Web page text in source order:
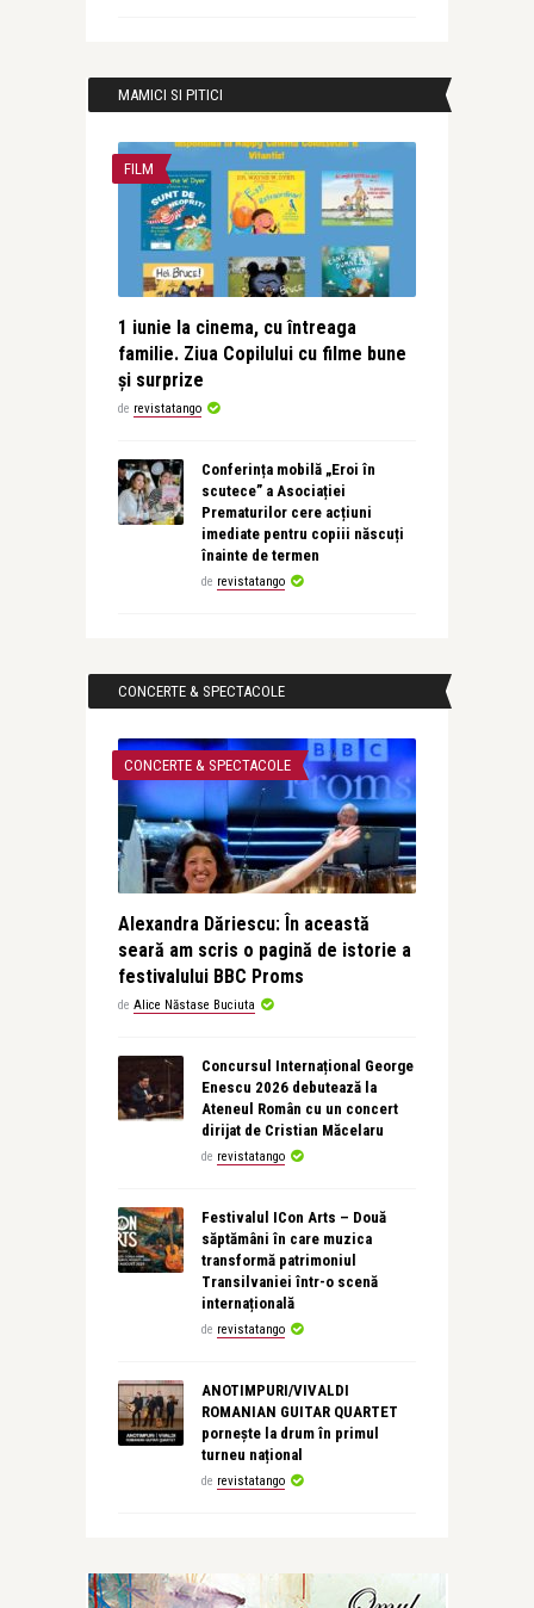
MAMICI SI PITICI
FILM
1 iunie la cinema, cu întreaga
familie. Ziua Copilului cu filme bune
și surprize
de revistatango
Conferința mobilă „Eroi în
scutece” a Asociației
Prematurilor cere acțiuni
imediate pentru copiii născuți
înainte de termen
de revistatango
CONCERTE & SPECTACOLE
CONCERTE & SPECTACOLE
Alexandra Dăriescu: În această
seară am scris o pagină de istorie a
festivalului BBC Proms
de Alice Năstase Buciuta
Concursul Internațional George
Enescu 2026 debutează la
Ateneul Român cu un concert
dirijat de Cristian Măcelaru
de revistatango
Festivalul ICon Arts – Două
săptămâni în care muzica
transformă patrimoniul
Transilvaniei într-o scenă
internațională
de revistatango
ANOTIMPURI/VIVALDI
ROMANIAN GUITAR QUARTET
pornește la drum în primul
turneu național
de revistatango